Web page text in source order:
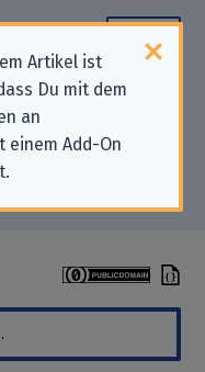
Artikel ist
Du mit dem
an
einem Add-On
für